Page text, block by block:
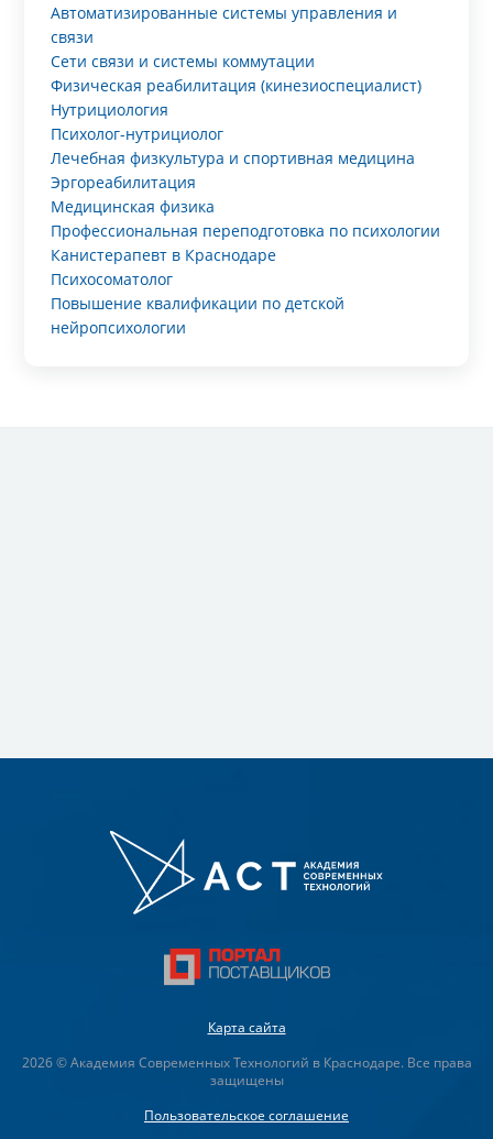
Автоматизированные системы управления и
связи
Сети связи и системы коммутации
Физическая реабилитация (кинезиоспециалист)
Нутрициология
Психолог-нутрициолог
Лечебная физкультура и спортивная медицина
Эргореабилитация
Медицинская физика
Профессиональная переподготовка по психологии
Канистерапевт в Краснодаре
Психосоматолог
Повышение квалификации по детской
нейропсихологии
Карта сайта
2026 © Академия Современных Технологий в Краснодаре. Все права
защищены
Пользовательское соглашение